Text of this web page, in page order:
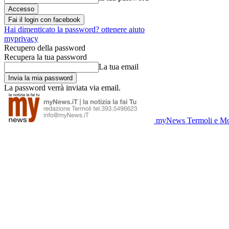
Fai il login con facebook
Hai dimenticato la password? ottenere aiuto
myprivacy
Recupero della password
Recupera la tua password
La tua email
La password verrà inviata via email.
myNews Termoli e